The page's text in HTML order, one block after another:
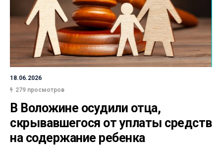
18.06.2026
279 просмотров
В Воложине осудили отца,
скрывавшегося от уплаты средств
на содержание ребенка